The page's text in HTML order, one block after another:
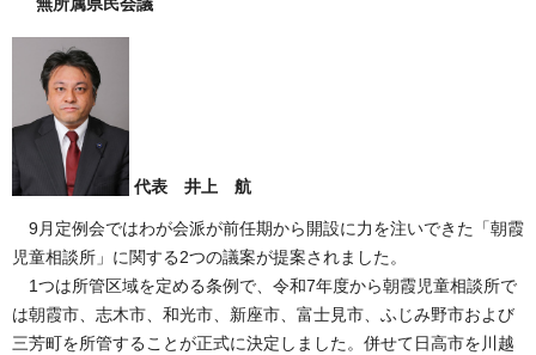
代表 井上 航
9月定例会ではわが会派が前任期から開設に力を注いできた「朝霞
児童相談所」に関する2つの議案が提案されました。
1つは所管区域を定める条例で、令和7年度から朝霞児童相談所で
は朝霞市、志木市、和光市、新座市、富士見市、ふじみ野市および
三芳町を所管することが正式に決定しました。併せて日高市を川越